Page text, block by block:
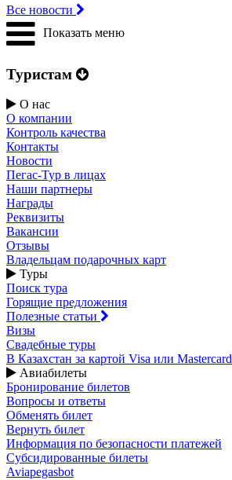
Все новости
Показать меню
Туристам
О нас
О компании
Контроль качества
Контакты
Новости
Пегас-Тур в лицах
Наши партнеры
Награды
Реквизиты
Вакансии
Отзывы
Владельцам подарочных карт
Туры
Поиск тура
Горящие предложения
Полезные статьи
Визы
Свадебные туры
В Казахстан за картой Visa или Masterсard
Авиабилеты
Бронирование билетов
Вопросы и ответы
Обменять билет
Вернуть билет
Информация по безопасности платежей
Субсидированные билеты
Aviapegasbot